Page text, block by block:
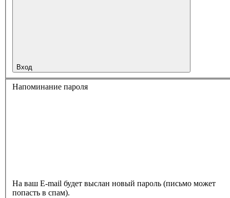
Вход
Напоминание пароля
На ваш E-mail будет выслан новый пароль (письмо может
попасть в спам).